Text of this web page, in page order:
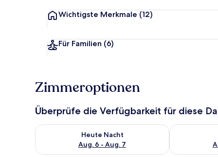
Wichtigste Merkmale (12)
Für Familien (6)
Zimmeroptionen
Überprüfe die Verfügbarkeit für diese
Heute Nacht
Aug. 6 - Aug. 7
Überprüfe die Verfügbarkeit für heute Nacht, Aug. 6
Überprüfe